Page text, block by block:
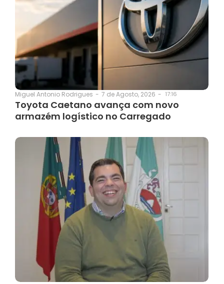
Miguel Antonio Rodrigues - 7 de Agosto, 2026 - 17:16
Toyota Caetano avança com novo
armazém logístico no Carregado